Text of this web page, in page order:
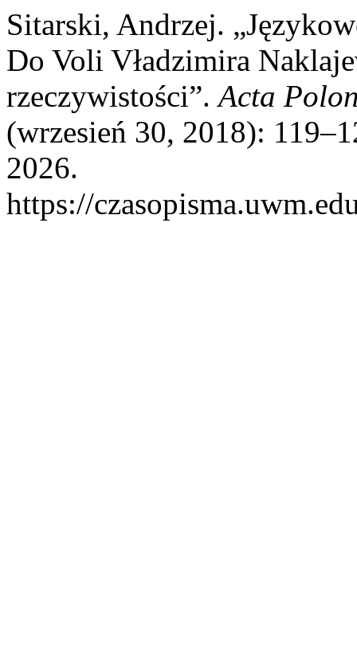
Sitarski, Andrzej.
Do Voli Vładzimira
rzeczywistości”.Acta
(wrzesień 30, 2018):
2026.
https://